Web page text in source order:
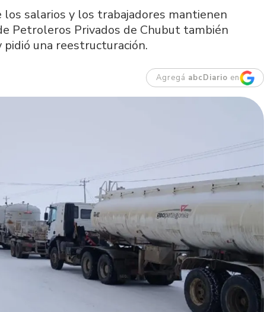
salarios y los trabajadores mantienen
Petroleros Privados de Chubut también
una reestructuración.
Agregá abcDiario en